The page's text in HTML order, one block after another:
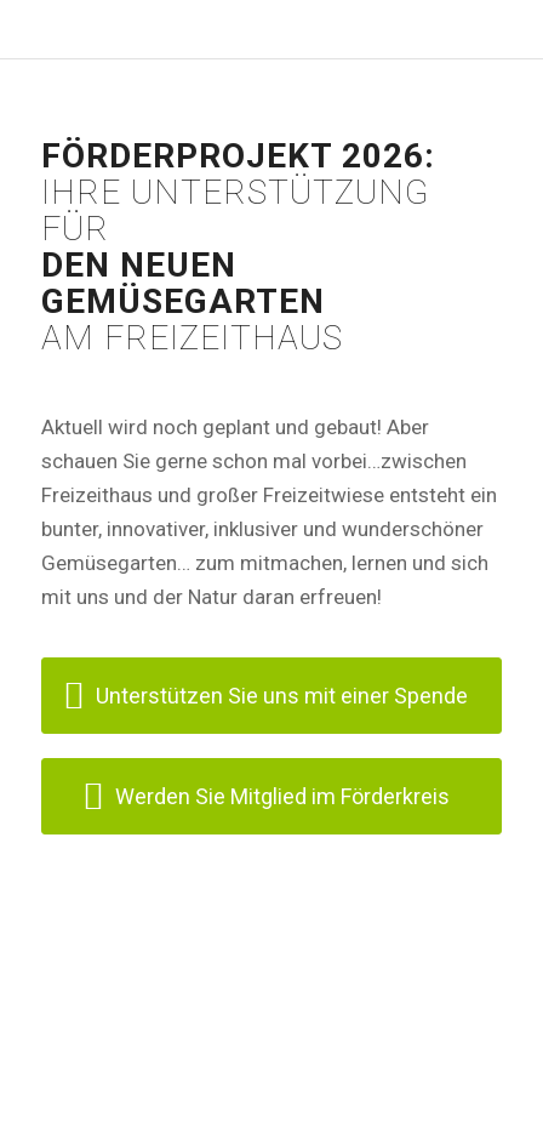
FÖRDERPROJEKT 2026:
IHRE UNTERSTÜTZUNG
FÜR
DEN NEUEN
GEMÜSEGARTEN
AM FREIZEITHAUS
Aktuell wird noch geplant und gebaut! Aber
schauen Sie gerne schon mal vorbei…zwischen
Freizeithaus und großer Freizeitwiese entsteht ein
bunter, innovativer, inklusiver und wunderschöner
Gemüsegarten… zum mitmachen, lernen und sich
mit uns und der Natur daran erfreuen!
Unterstützen Sie uns mit einer Spende
Werden Sie Mitglied im Förderkreis